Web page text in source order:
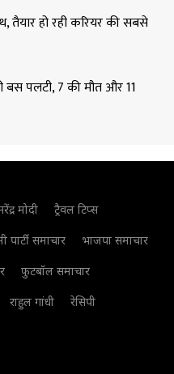
तैयार हो रही करियर की सबसे
बस पलटी, 7 की मौत और 11
मोदी
ट्रैवल टिप्स
समाचार
भाजपा समाचार
फुटबॉल समाचार
राहुल गांधी
रेसिपी